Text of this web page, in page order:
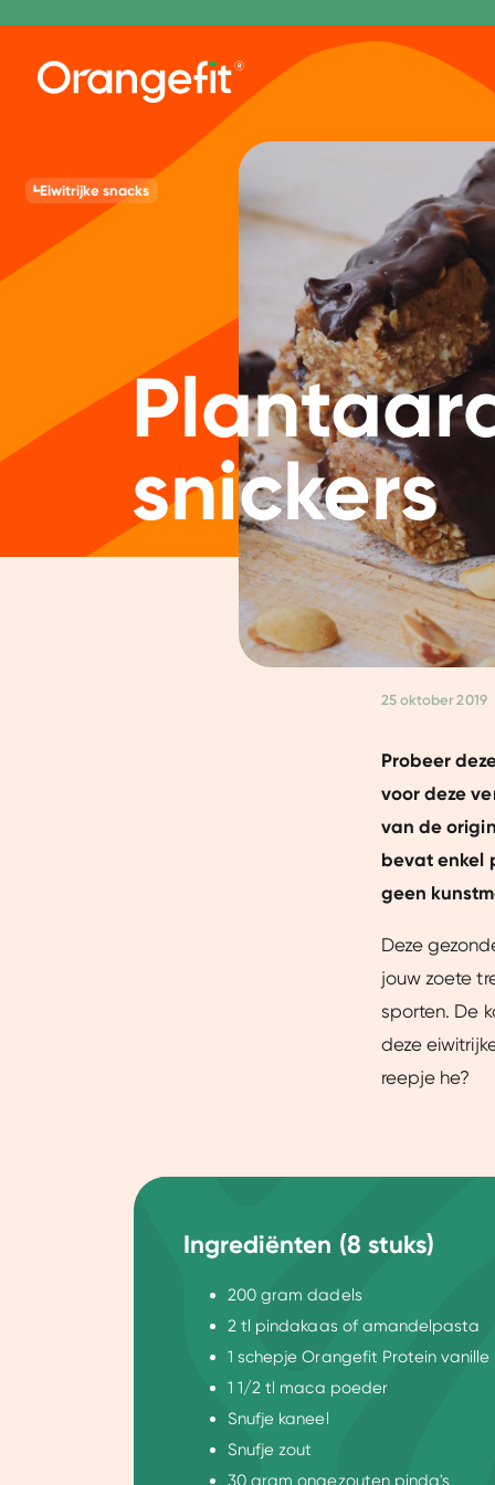
snickers
Eiwitrijke snacks
25 oktober 2019
Probeer
voor deze
van de
bevat enkel
geen
Deze
jouw zoete
sporten. De
deze
reepje he?
Ingrediënten (8 stuks)
200 gram dadels
2 tl pindakaas of amandelpasta
1 schepje Orangefit Protein vanille
1 1/2 tl maca poeder
Snufje kaneel
Snufje zout
30 gram ongezouten pinda's